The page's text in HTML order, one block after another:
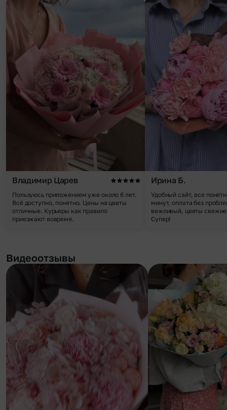
Владимир Царев
Пользуюсь приложением уже около 6 лет.
Всё доступно, понятно. Цены на цветы
отличные. Курьеры как правило
приезжают вовремя.
Ирина Б.
Удобный сайт, все
минут, оплата без
вежливый, цветы
Супер!
Видеоотзывы